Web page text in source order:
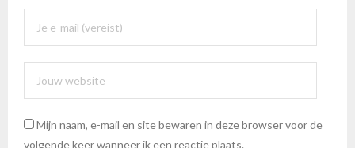
Mijn naam, e-mail en site bewaren in deze browser voor de
volgende keer wanneer ik een reactie plaats.